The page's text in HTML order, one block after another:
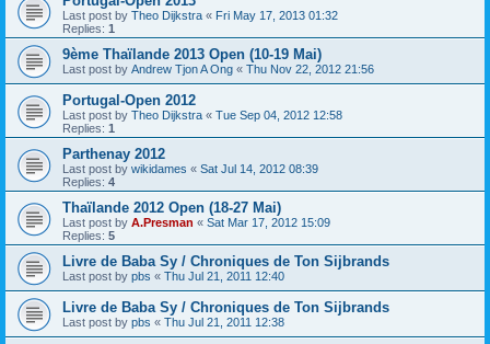
Last post by Theo Dijkstra « Fri May 17, 2013 01:32
Replies: 1
9ème Thaïlande 2013 Open (10-19 Mai)
Last post by Andrew Tjon A Ong « Thu Nov 22, 2012 21:56
Portugal-Open 2012
Last post by Theo Dijkstra « Tue Sep 04, 2012 12:58
Replies: 1
Parthenay 2012
Last post by wikidames « Sat Jul 14, 2012 08:39
Replies: 4
Thaïlande 2012 Open (18-27 Mai)
Last post by A.Presman « Sat Mar 17, 2012 15:09
Replies: 5
Livre de Baba Sy / Chroniques de Ton Sijbrands
Last post by pbs « Thu Jul 21, 2011 12:40
Livre de Baba Sy / Chroniques de Ton Sijbrands
Last post by pbs « Thu Jul 21, 2011 12:38